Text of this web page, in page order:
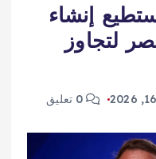
إنشاء
لتجاوز
0 تعليق